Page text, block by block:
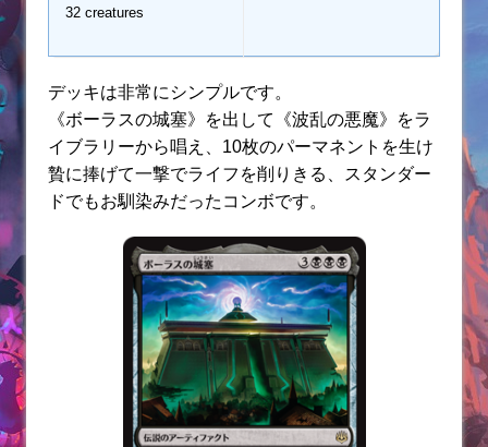
32 creatures
デッキは非常にシンプルです。
《ボーラスの城塞》を出して《波乱の悪魔》をラ
イブラリーから唱え、10枚のパーマネントを生け
贄に捧げて一撃でライフを削りきる、スタンダー
ドでもお馴染みだったコンボです。